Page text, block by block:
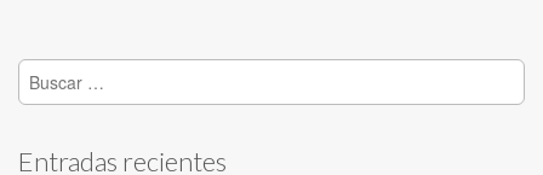
Buscar:
Entradas recientes